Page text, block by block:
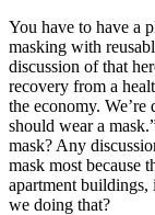
You have to have a
masking with
discussion of that
recovery from a
the economy.
should wear a
mask? Any
mask most because
apartment buildings,
we doing that?